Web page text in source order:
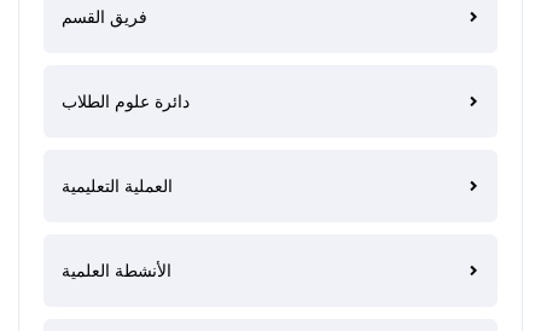
فريق القسم
دائرة علوم الطلاب
العملية التعليمية
الأنشطة العلمية